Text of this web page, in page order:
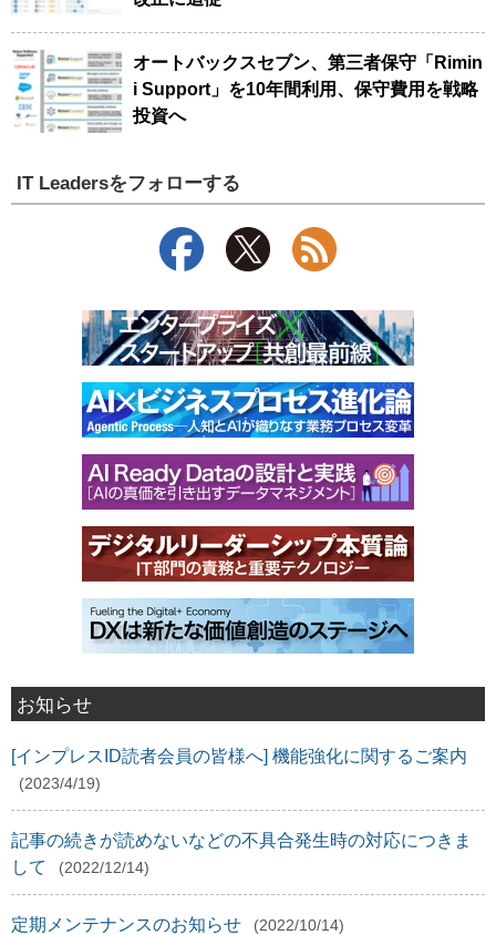
オートバックスセブン、第三者保守「Rimin
i Support」を10年間利用、保守費用を戦略
投資へ
IT Leadersをフォローする
お知らせ
[インプレスID読者会員の皆様へ] 機能強化に関するご案内
(2023/4/19)
記事の続きが読めないなどの不具合発生時の対応につきま
して
(2022/12/14)
定期メンテナンスのお知らせ (2022/10/14)